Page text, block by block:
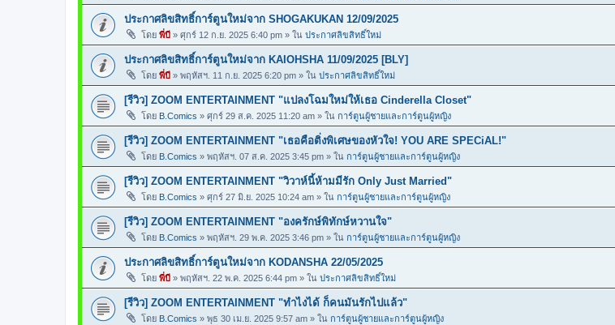
ประกาศลิขสิทธิ์การ์ตูนใหม่จาก SHOGAKUKAN 12/09/2025
โดย พี่บี » ศุกร์ 12 ก.ย. 2025 6:40 pm » ใน ประกาศลิขสิทธิ์ใหม่
ประกาศลิขสิทธิ์การ์ตูนใหม่จาก KAIOHSHA 11/09/2025 [BLY]
โดย พี่บี » พฤหัสฯ. 11 ก.ย. 2025 6:20 pm » ใน ประกาศลิขสิทธิ์ใหม่
[รีวิว] ZOOM ENTERTAINMENT "แปลงโฉมใหม่ให้เธอ Cinderella Closet"
โดย B.Comics » ศุกร์ 29 ส.ค. 2025 11:20 am » ใน การ์ตูนผู้ชายและการ์ตูนผู้หญิง
[รีวิว] ZOOM ENTERTAINMENT "เธอคือติ่งพิเศษของหัวใจ! YOU ARE SPECiAL!"
โดย B.Comics » พฤหัสฯ. 07 ส.ค. 2025 3:45 pm » ใน การ์ตูนผู้ชายและการ์ตูนผู้หญิง
[รีวิว] ZOOM ENTERTAINMENT "วิวาห์นี้ห้ามมีรัก Only Just Married"
โดย B.Comics » ศุกร์ 27 มิ.ย. 2025 10:24 am » ใน การ์ตูนผู้ชายและการ์ตูนผู้หญิง
[รีวิว] ZOOM ENTERTAINMENT "องครักษ์พิทักษ์หวานใจ"
โดย B.Comics » พฤหัสฯ. 29 พ.ค. 2025 3:46 pm » ใน การ์ตูนผู้ชายและการ์ตูนผู้หญิง
ประกาศลิขสิทธิ์การ์ตูนใหม่จาก KODANSHA 22/05/2025
โดย พี่บี » พฤหัสฯ. 22 พ.ค. 2025 6:44 pm » ใน ประกาศลิขสิทธิ์ใหม่
[รีวิว] ZOOM ENTERTAINMENT "ทำไงได้ ก็คนมันรักไปแล้ว"
โดย B.Comics » พุธ 30 เม.ย. 2025 9:57 am » ใน การ์ตูนผู้ชายและการ์ตูนผู้หญิง